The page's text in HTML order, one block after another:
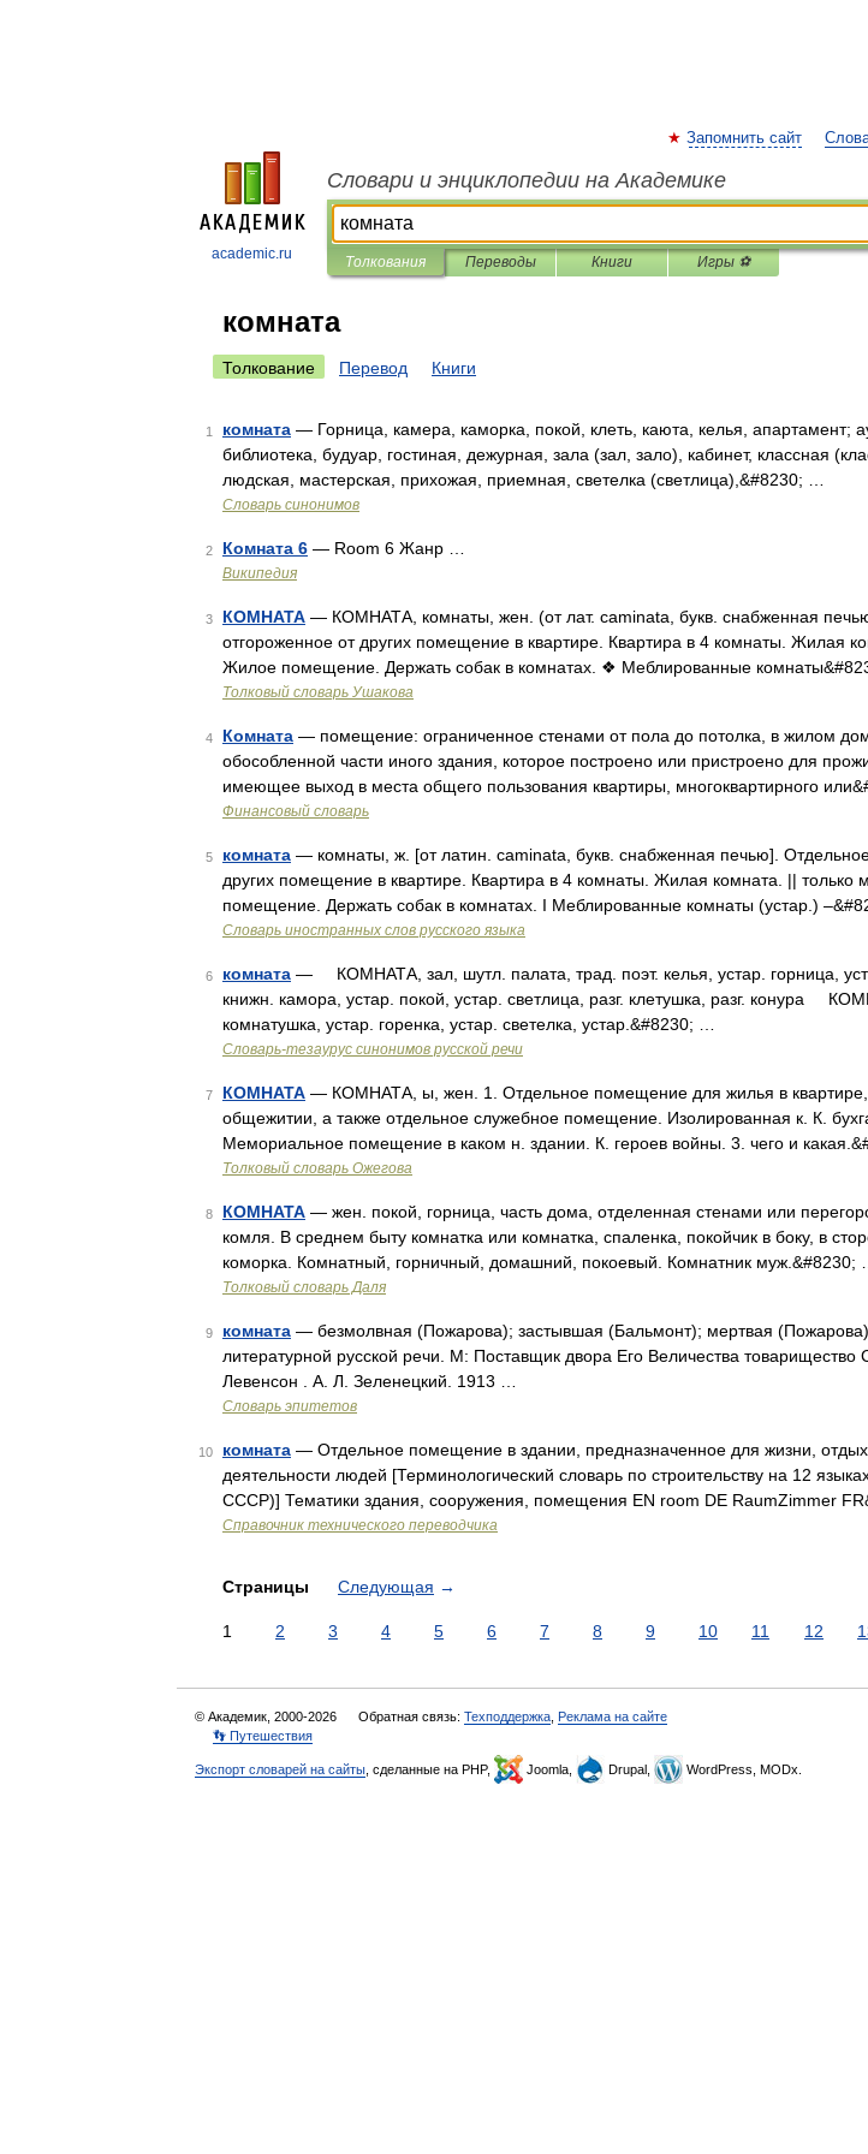
academic.ru
Запомнить сайт
Словари и энциклопедии на Академике
Толкования Переводы Книги Игры ⚽
комната
Толкование Перевод Книги
1 комната — Горница, камера, каморка, покой, клеть, каюта, келья, апартамент;
библиотека, будуар, гостиная, дежурная, зала (зал, зало), кабинет, классная
людская, мастерская, прихожая, приемная, светелка (светлица),&#8230; …
Словарь синонимов
2 Комната 6 — Room 6 Жанр …
Википедия
3 КОМНАТА — КОМНАТА, комнаты, жен. (от лат. caminata, букв. снабженная
отгороженное от других помещение в квартире. Квартира в 4 комнаты. Жилая
Жилое помещение. Держать собак в комнатах. ❖ Меблированные
Толковый словарь Ушакова
4 Комната — помещение: ограниченное стенами от пола до потолка, в жилом
обособленной части иного здания, которое построено или пристроено для
имеющее выход в места общего пользования квартиры, многоквартирного
Финансовый словарь
5 комната — комнаты, ж. [от латин. caminata, букв. снабженная печью].
других помещение в квартире. Квартира в 4 комнаты. Жилая комната. || только
помещение. Держать собак в комнатах. І Меблированные комнаты (устар.)
Словарь иностранных слов русского языка
6 комната — КОМНАТА, зал, шутл. палата, трад. поэт. келья, устар. горница,
книжн. камора, устар. покой, устар. светлица, разг. клетушка, разг. конура
комнатушка, устар. горенка, устар. светелка, устар.&#8230; …
Словарь-тезаурус синонимов русской речи
7 КОМНАТА — КОМНАТА, ы, жен. 1. Отдельное помещение для жилья в квартире,
общежитии, а также отдельное служебное помещение. Изолированная к. К.
Мемориальное помещение в каком н. здании. К. героев войны. 3. чего и
Толковый словарь Ожегова
8 КОМНАТА — жен. покой, горница, часть дома, отделенная стенами или
комля. В среднем быту комнатка или комнатка, спаленка, покойчик в боку, в
коморка. Комнатный, горничный, домашний, покоевый. Комнатник муж.&#8230; …
Толковый словарь Даля
9 комната — безмолвная (Пожарова); застывшая (Бальмонт); мертвая
литературной русской речи. М: Поставщик двора Его Величества товарищество
Левенсон . А. Л. Зеленецкий. 1913 …
Словарь эпитетов
10 комната — Отдельное помещение в здании, предназначенное для жизни,
деятельности людей [Терминологический словарь по строительству на 12
СССР)] Тематики здания, сооружения, помещения EN room DE RaumZimmer
Справочник технического переводчика
Страницы Следующая →
1 2 3 4 5 6 7 8 9 10 11 12
© Академик, 2000-2026 Обратная связь: Техподдержка Реклама на сайте
👣 Путешествия
Экспорт словарей на сайты , сделанные на PHP, Joomla, Drupal, WordPress, MODx.